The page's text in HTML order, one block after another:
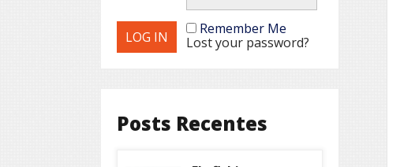
Remember Me
Lost your password?
Posts Recentes